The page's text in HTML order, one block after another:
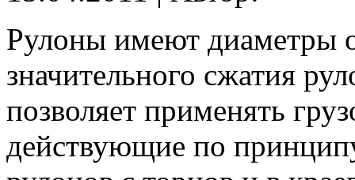
Рулоны имеют диаметры
значительного сжатия
позволяет применять
действующие по